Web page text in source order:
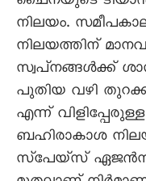
നിലയം.
നിലയത്തിന്‌
സ്വപ്‌നങ്ങൾക്ക്‌
പുതിയ വഴി
എന്ന്‌
ബഹിരാകാശ
സ്‌പേയ്‌സ്‌